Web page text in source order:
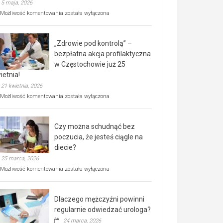
5 maja, 2026
Możliwość komentowania Rusza
rehabilitacji
dla
seniorów!
została wyłączona
„Zdrowie pod kontrolą” –
bezpłatna akcja profilaktyczna
w Częstochowie już 25
21 kwietnia, 2026
Możliwość komentowania „Zdrowie
bezpłatna
akcja
profilaktyczna
w
już
kwietnia!
została wyłączona
Czy można schudnąć bez
poczucia, że jesteś ciągle na
diecie?
25 marca, 2026
Możliwość komentowania Czy
poczucia,
że
została wyłączona
Dlaczego mężczyźni powinni
regularnie odwiedzać urologa?
24 marca, 2026